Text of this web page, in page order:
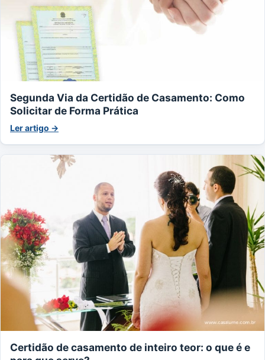
Segunda Via da Certidão de Casamento: Como
Solicitar de Forma Prática
Ler artigo →
Certidão de casamento de inteiro teor: o que é e